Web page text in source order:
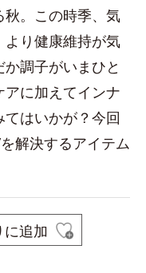
秋。この時季、気
り健康維持が気
調子がいまひと
に加えてインナ
はいかが？今回
解決するアイテム
に追加